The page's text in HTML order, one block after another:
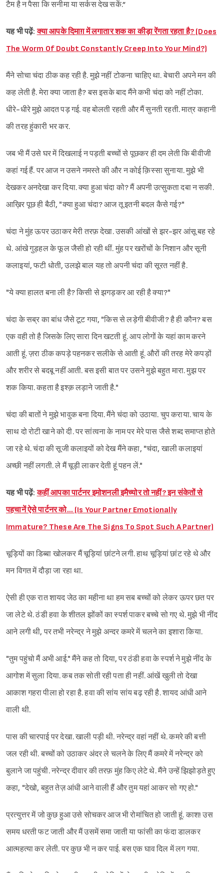
Sign in
टैम है न पैसा कि सनीमा या सर्कस देख सकें.”
यह भी पढ़ें:क्या आपके दिमाग़ में लगातार शक का कीड़ा रेंगता रहता है? (Does
The Worm Of Doubt Constantly Creep Into Your Mind?)
मैंने सोचा चंदा ठीक कह रही है. मुझे नहीं टोकना चाहिए था. बेचारी अपने मन की
कह लेती है. मेरा क्या जाता है? बस इसके बाद मैंने कभी चंदा को नहीं टोका.
धीरे-धीरे मुझे आदत पड़ गई. वह बोलती रहती और मैं सुनती रहती. मात्र कहानी
की तरह हुंकारी भर कर.
जब भी मैं उसे घर में दिखलाई न पड़ती बच्चों से पूछकर ही दम लेती कि बीवीजी
कहां गई हैं. पर आज न उसने नमस्ते की और न कोई क़िस्सा सुनाया. मुझे भी
देखकर अनदेखा कर दिया. क्या हुआ चंदा को? मैं अपनी उत्सुकता दबा न सकी.
आख़िर पूछ ही बैठी, "क्या हुआ चंदा? आज तू इतनी बदल कैसे गई?"
चंदा ने मुंह ऊपर उठाकर मेरी तरफ़ देखा. उसकी आंखों से झर-झर आंसू बह रहे
थे. आंखे गुड़हल के फूल जैसी हो रही थीं. मुंह पर खरोंचों के निशान और सूनी
कलाइयां, फटी धोती, उलझे बाल यह तो अपनी चंदा की सूरत नहीं है.
"ये क्या हालत बना ली है? किसी से झगड़कर आ रही है क्या?"
चंदा के सब्र का बांध जैसे टूट गया, "किस से लड़ेगी बीवीजी? है ही कौन? बस
एक वही तो है जिसके लिए सारा दिन खटती हूं. आप लोगों के यहां काम करने
आती हूं. ज़रा ठीक कपड़े पहनकर सलीके से आती हूं. औरों की तरह मेरे कपड़ों
और शरीर से बदबू नहीं आती. बस इसी बात पर उसने मुझे बहुत मारा. मुझ पर
शक किया. कहता है इश्क़ लड़ाने जाती है."
चंदा की बातों ने मुझे भावुक बना दिया. मैंने चंदा को उठाया. चुप कराया. चाय के
साथ दो रोटी खाने को दी. पर सांत्वना के नाम पर मेरे पास जैसे शब्द समाप्त होते
जा रहे थे. चंदा की सूजी कलाइयों को देख मैंने कहा, "चंदा, खाली कलाइयां
अच्छी नहीं लगती. ले मैं चूड़ी लाकर देती हूं पहन लें."
यह भी पढ़ें:कहीं आपका पार्टनर इमोशनली इमैच्योर तो नहीं? इन संकेतों से
पहचानें ऐसे पार्टनर को… (Is Your Partner Emotionally
Immature? These Are The Signs To Spot Such A Partner)
चूड़ियों का डिब्बा खोलकर मैं चूड़ियां छांटने लगी.‌ हाथ चूड़ियां छांट रहे थे और
मन विगत में दौड़ा जा रहा था.
ऐसी ही एक रात शायद जेठ का महीना था हम सब बच्चों को लेकर ऊपर छत पर
जा लेटे थे. ठंडी हवा के शीतल झोंकों का स्पर्श पाकर बच्चे सो गए थे. मुझे भी नींद
आने लगी थी, पर तभी नरेन्द्र ने मुझे अन्दर कमरे में चलने का इशारा किया.
"तुम पहुंचो मैं अभी आई." मैंने कह तो दिया, पर ठंडी हवा के स्पर्श ने मुझे नींद के
आगोश में सुला दिया. कब तक सोती रही पता ही नहीं. आंखें खुली तो देखा
आकाश गहरा पीला हो रहा है. हवा की सांय सांय बढ़ रही है. शायद आंधी आने
वाली थी.
पास की चारपाई पर देखा. खाली पड़ी थी. नरेन्द्र वहां नहीं थे. कमरे की बत्ती
जल रही थी. बच्चों को उठाकर अंदर ले चलने के लिए मैं कमरे में नरेन्द्र को
बुलाने जा पहुंची. नरेन्द्र दीवार की तरफ़ मुंह किए लेटे थे. मैंने उन्हें झिझोड़ते हुए
कहा, "देखो, बहुत तेज़ आंधी आने वाली हैं और तुम यहां आकर सो गए हो."
प्रत्युत्तर में जो कुछ हुआ उसे सोचकर आज भी रोमांचित हो जाती हूं. काश! उस
समय धरती फट जाती और मैं उसमें समा जाती या फांसी का फंदा डालकर
आत्महत्या कर लेती. पर कुछ भी न कर पाई. बस एक घाव दिल में लग गया.